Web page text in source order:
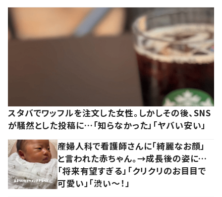
スタバでワッフルを注文した女性。しかしその後、SNS
が騒然とした投稿に…「知らなかった」「ヤバい安い」
産婦人科で看護師さんに「綺麗なお顔」
と言われた赤ちゃん。→成長後の姿に…
「将来有望すぎる」「クリクリのお目目で
可愛い」「渋い～！」